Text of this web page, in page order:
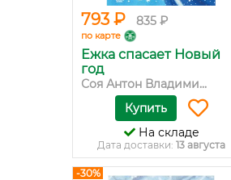
793 ₽ 835 ₽
по карте
Ёжка спасает Новый
год
Соя Антон Владими...
Купить
На складе
Дата доставки: 13 августа
-30%